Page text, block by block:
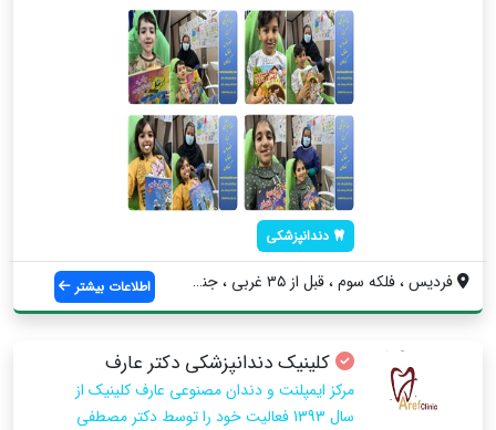
دندانپزشکی
فردیس ، فلکه سوم ، قبل از ۳۵ غربی ، جنب ... اطلاعات بیشتر
کلینیک دندانپزشکی دکتر عارف
مرکز ایمپلنت و دندان مصنوعی عارف کلینیک از
سال 1393 فعالیت خود را توسط دکتر مصطفی